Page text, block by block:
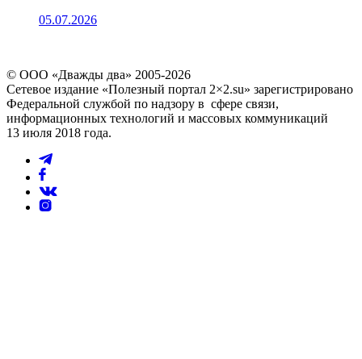
05.07.2026
© ООО «Дважды два» 2005-2026
Сетевое издание «Полезный портал 2×2.su» зарегистрировано
Федеральной службой по надзору в сфере связи,
информационных технологий и массовых коммуникаций
13 июля 2018 года.